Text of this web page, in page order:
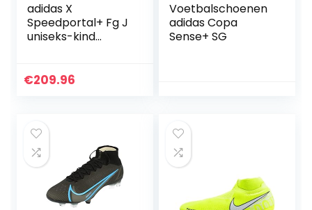
adidas X
Speedportal+ Fg J
uniseks-kind
€209.96
Voetbalschoenen
adidas Copa
Sense+ SG